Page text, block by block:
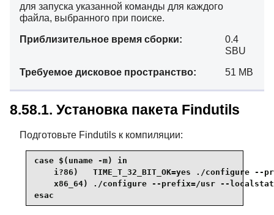
для запуска указанной команды для каждого
файла, выбранного при поиске.
Приблизительное время сборки:
0.4
SBU
Требуемое дисковое пространство: 51 MB
8.58.1. Установка пакета Findutils
Подготовьте Findutils к компиляции:
case $(uname -m) in
i?86)   TIME_T_32_BIT_OK=yes ./configure --
x86_64) ./configure --prefix=/usr --
esac